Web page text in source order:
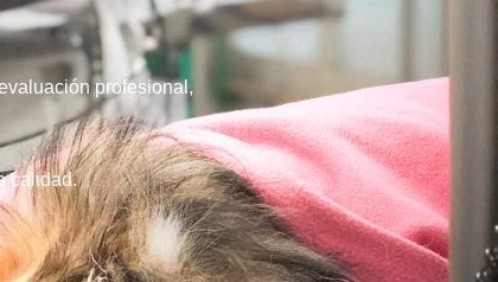
profesional,
calidad.